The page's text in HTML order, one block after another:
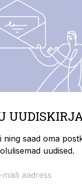
ning saad oma
olulisemad uudised.